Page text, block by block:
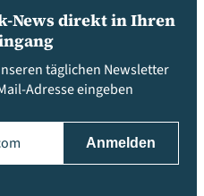
News direkt in Ihren
täglichen Newsletter
Adresse eingeben